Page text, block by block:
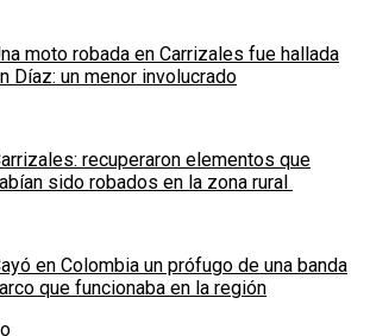
moto robada en Carrizales fue hallada
Díaz: un menor involucrado
recuperaron elementos que
sido robados en la zona rural
en Colombia un prófugo de una banda
que funcionaba en la región